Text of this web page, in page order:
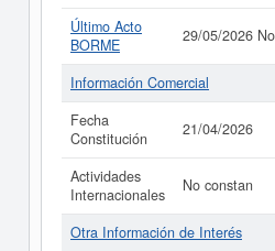
Último Acto
BORME
29/05/2026
Información Comercial
Fecha
Constitución
21/04/2026
Actividades
Internacionales
No constan
Otra Información de Interés